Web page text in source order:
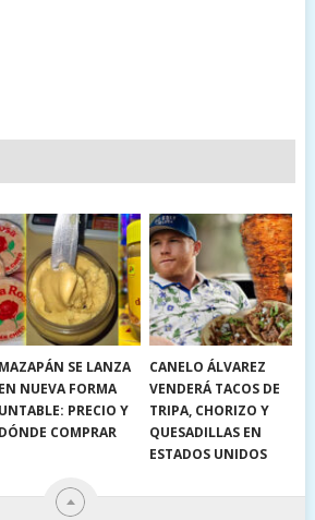
MAZAPÁN SE LANZA
EN NUEVA FORMA
UNTABLE: PRECIO Y
DÓNDE COMPRAR
CANELO ÁLVAREZ
VENDERÁ TACOS DE
TRIPA, CHORIZO Y
QUESADILLAS EN
ESTADOS UNIDOS